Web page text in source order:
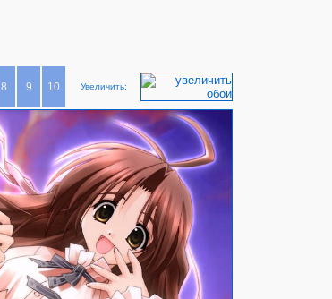
8 9 10 Увеличить: